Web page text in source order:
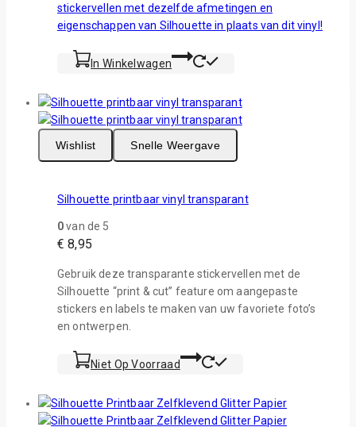
stickervellen met dezelfde afmetingen en
eigenschappen van Silhouette in plaats van dit vinyl!
In Winkelwagen
Wishlist Snelle Weergave
Silhouette printbaar vinyl transparant
0van de 5
€ 8,95
Gebruik deze transparante stickervellen met de
Silhouette “print & cut” feature om aangepaste
stickers en labels te maken van uw favoriete foto’s
en ontwerpen.
Niet Op Voorraad